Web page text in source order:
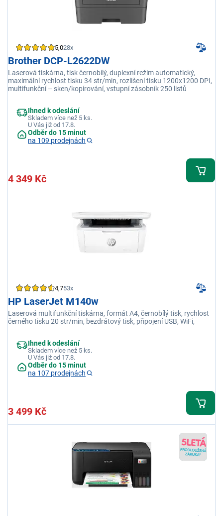
5,028x
Brother DCP-L2622DW
Laserová tiskárna, tisk černobílý, duplexní režim automatický,
maximální rychlost tisku 34 str/min, rozlišení tisku 1200x1200 DPI,
multifunkční – sken/kopírování, vstupní zásobník 250 listů
Ihned k odeslání
Skladem více než 5 ks.
U Vás již od 17.8.
Odběr do 15 minut
na 109 prodejnách
4 349 Kč
4,753x
HP LaserJet M140w
Laserová multifunkční tiskárna, formát A4, černobílý tisk, rychlost
černého tisku 20 str/min, bezdrátový tisk, připojení USB, WiFi,
Ihned k odeslání
Skladem více než 5 ks.
U Vás již od 17.8.
Odběr do 15 minut
na 107 prodejnách
3 499 Kč